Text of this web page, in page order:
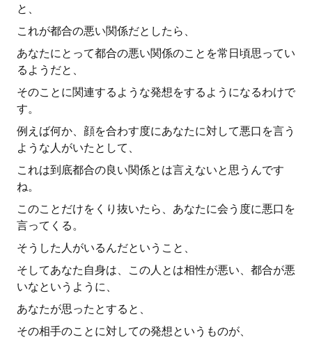
と、
これが都合の悪い関係だとしたら、
あなたにとって都合の悪い関係のことを常日頃思ってい
るようだと、
そのことに関連するような発想をするようになるわけで
す。
例えば何か、顔を合わす度にあなたに対して悪口を言う
ような人がいたとして、
これは到底都合の良い関係とは言えないと思うんです
ね。
このことだけをくり抜いたら、あなたに会う度に悪口を
言ってくる。
そうした人がいるんだということ、
そしてあなた自身は、この人とは相性が悪い、都合が悪
いなというように、
あなたが思ったとすると、
その相手のことに対しての発想というものが、